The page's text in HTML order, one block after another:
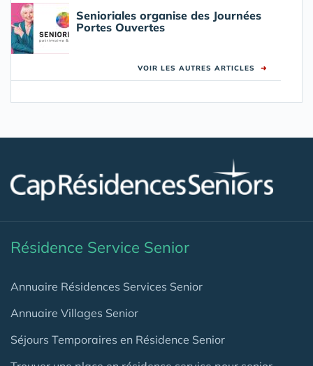
Senioriales organise des Journées
Portes Ouvertes
VOIR LES AUTRES ARTICLES ➜
Résidence Service Senior
Annuaire Résidences Services Senior
Annuaire Villages Senior
Séjours Temporaires en Résidence Senior